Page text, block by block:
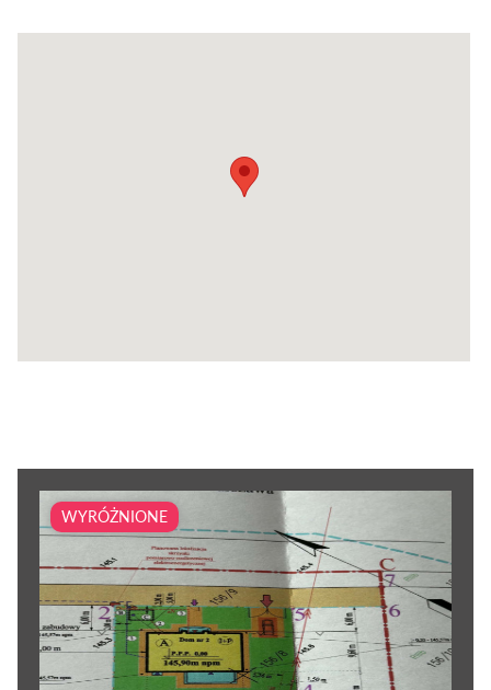
WYRÓŻNIONE